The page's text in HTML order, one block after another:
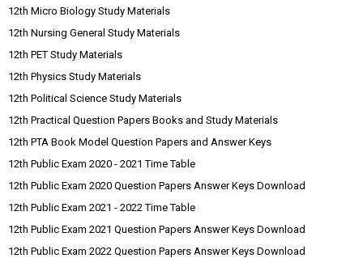
12th Micro Biology Study Materials
12th Nursing General Study Materials
12th PET Study Materials
12th Physics Study Materials
12th Political Science Study Materials
12th Practical Question Papers Books and Study Materials
12th PTA Book Model Question Papers and Answer Keys
12th Public Exam 2020 - 2021 Time Table
12th Public Exam 2020 Question Papers Answer Keys Download
12th Public Exam 2021 - 2022 Time Table
12th Public Exam 2021 Question Papers Answer Keys Download
12th Public Exam 2022 Question Papers Answer Keys Download